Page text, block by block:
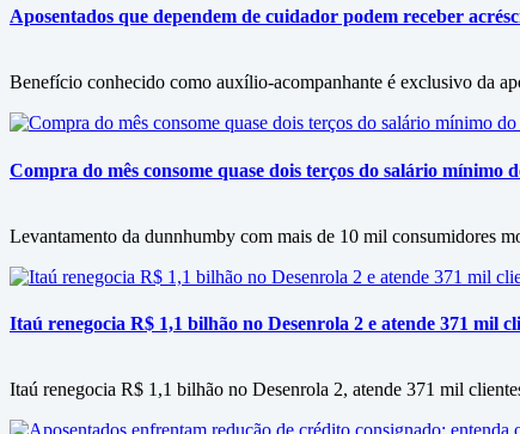
Aposentados que dependem de cuidador podem receber
Benefício conhecido como auxílio-acompanhante é exclusivo da
Compra do mês consome quase dois terços do salário mínimo
Levantamento da dunnhumby com mais de 10 mil consumidores
Itaú renegocia R$ 1,1 bilhão no Desenrola 2 e atende 371 mil
Itaú renegocia R$ 1,1 bilhão no Desenrola 2, atende 371 mil